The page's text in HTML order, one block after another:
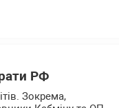
РФ
Зокрема,